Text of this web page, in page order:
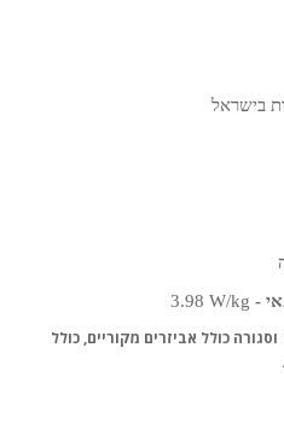
בישראל
-
W/kg
כולל אביזרים מקוריים, כולל